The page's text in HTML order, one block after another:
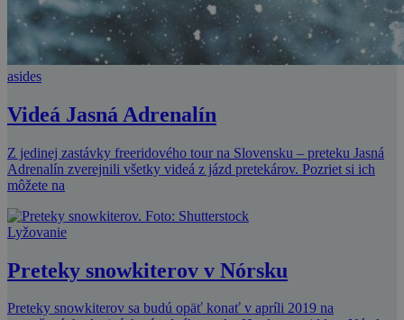
asides
Videá Jasná Adrenalín
Z jedinej zastávky freeridového tour na Slovensku – preteku Jasná
Adrenalín zverejnili všetky videá z jázd pretekárov. Pozriet si ich
môžete na
Lyžovanie
Preteky snowkiterov v Nórsku
Preteky snowkiterov sa budú opäť konať v apríli 2019 na